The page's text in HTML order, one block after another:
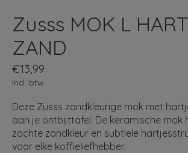
Zusss MOK L
ZAND
€13,99
Incl. btw
Deze Zusss zandkleurige mok met
aan je ontbijttafel. De keramische mok
zachte zandkleur en subtiele
voor elke koffieliefhebber.